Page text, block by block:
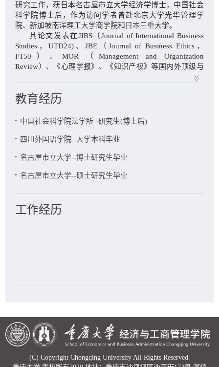
陳愛華、松岡守、岡田広司、世良清「知財教育における中日
協力の方向性」、『三重大学教育学部附属教育実践総合セン
ター紀要』，32卷，2012-03-18
马力，焦捷，陈爱华，姜翰，“不同的前因、不同的结果：关于
员工对组织的认同与反认同的实证研究”，《心理学报》，
2011，第3期。
陳愛華、岡田広司「新知的創造サイクルによる特許戦略――
号、2006.6
源の「知」を知的創造サイクルに」、『オイコノミカ』、第
43巻第1号、2006.5
ノンのNPシステム複写機開発について」『ディスカッション
ペーパー』NO.438、2006.1
『オイコノミカ』、第42巻第2号、2005.11
研究工作，获日本名古屋市立大学经济学博士，中国社会
科学院博士后，作为访问学者曾赴北京大学光华管理学
院、新加坡南洋理工大学商学院和日本三重大学。
其论文发表在JIBS（Journal of International Business
Studies ，UTD24) 、JBE （ Journal of Business Ethics，
FT50 ）、MOR （ Management and Organization
Review）、《心理学报》 、《知识产权》等国内外顶级与
部。主持与
家级、省部级项目及国际合作项目10余项，目前为
成果奖（人文社会科学）二等奖。
教育经历
中国社会科学院法学所--研究生(博士后)
四川外国语学院--大学本科毕业
名古屋市立大学--博士研究生毕业
名古屋市立大学--硕士研究生毕业
工作经历
(C) Copyright Chongqing University All Rights Reserved.